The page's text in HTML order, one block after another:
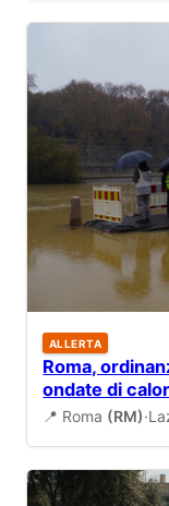
ALLERTA
Roma,
ondate di
📍 Roma (RM)·